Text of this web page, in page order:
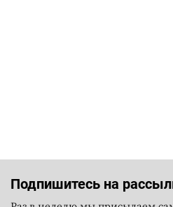
Подпишитесь на